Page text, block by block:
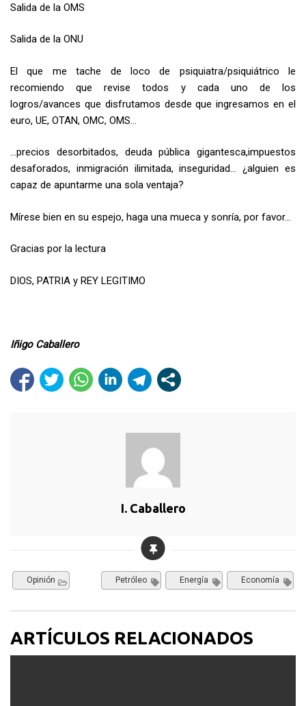
Salida de la OMS
Salida de la ONU
El que me tache de loco de psiquiatra/psiquiátrico le
recomiendo que revise todos y cada uno de los
logros/avances que disfrutamos desde que ingresamos en el
euro, UE, OTAN, OMC, OMS…
…precios desorbitados, deuda pública gigantesca,impuestos
desaforados, inmigración ilimitada, inseguridad… ¿alguien es
capaz de apuntarme una sola ventaja?
Mírese bien en su espejo, haga una mueca y sonría, por favor…
Gracias por la lectura
DIOS, PATRIA y REY LEGITIMO
Iñigo Caballero
I. Caballero
Opinión Economía
Energía
Petróleo
ARTÍCULOS RELACIONADOS